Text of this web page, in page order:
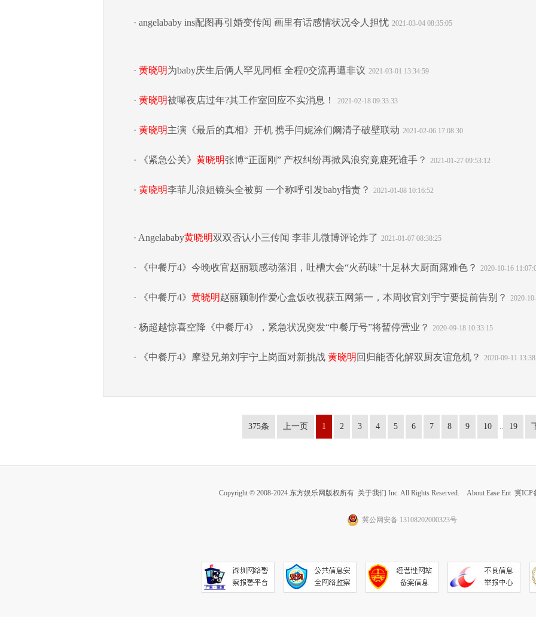
· angelababy ins配图再引婚变传闻 画里有话感情状况令人担忧 2021-03-04 08:35:05
· 黄晓明为baby庆生后俩人罕见同框 全程0交流再遭非议 2021-03-01 13:34:59
· 黄晓明被曝夜店过年?其工作室回应不实消息！ 2021-02-18 09:33:33
· 黄晓明主演《最后的真相》开机 携手闫妮涂们阚清子破壁联动 2021-02-06 17:08:30
· 《紧急公关》 黄晓明张博“正面刚” 产权纠纷再掀风浪究竟鹿死谁手？ 2021-01-27 09:53:12
· 黄晓明李菲儿浪姐镜头全被剪 一个称呼引发baby指责？ 2021-01-08 10:16:52
· Angelababy黄晓明双双否认小三传闻 李菲儿微博评论炸了 2021-01-07 08:38:25
· 《中餐厅4》今晚收官赵丽颖感动落泪，吐槽大会“火药味”十足林大厨面露难色？ 2020-10-16
· 《中餐厅4》 黄晓明赵丽颖制作爱心盒饭收视获五网第一，本周收官刘宇宁要提前告别？ 2020-
· 杨超越惊喜空降《中餐厅4》，紧急状况突发“中餐厅号”将暂停营业？ 2020-09-18 10:33:15
· 《中餐厅4》摩登兄弟刘宇宁上岗面对新挑战 黄晓明 回归能否化解双厨友谊危机？ 2020-09-11
375条 上一页 1 2 3 4 5 6 7 8 9 10 .. 19
Copyright © 2008-2024 东方娱乐网版权所有 关于我们 Inc. All Rights Reserved. About Ease Ent 冀ICP
冀公网安备 13108202000323号